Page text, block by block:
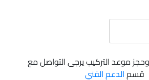
موعد التركيب يرجى التواصل مع
قسمالدعم الفني